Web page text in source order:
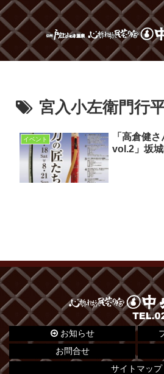
宮入小左衛門行
イベント
「高倉健
vol.2」坂
お知らせ
お問合せ
サイトマップ